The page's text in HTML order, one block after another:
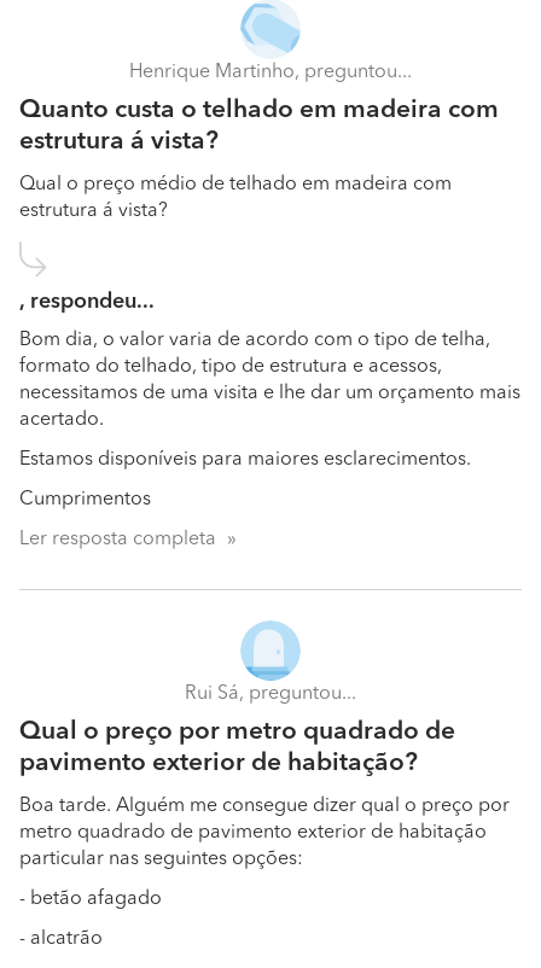
Henrique Martinho, preguntou...
Quanto custa o telhado em madeira com
estrutura á vista?
Qual o preço médio de telhado em madeira com
estrutura á vista?
, respondeu...
Bom dia, o valor varia de acordo com o tipo de telha,
formato do telhado, tipo de estrutura e acessos,
necessitamos de uma visita e lhe dar um orçamento mais
acertado.
Estamos disponíveis para maiores esclarecimentos.
Cumprimentos
Ler resposta completa
Rui Sá, preguntou...
Qual o preço por metro quadrado de
pavimento exterior de habitação?
Boa tarde. Alguém me consegue dizer qual o preço por
metro quadrado de pavimento exterior de habitação
particular nas seguintes opções:
- betão afagado
- alcatrão